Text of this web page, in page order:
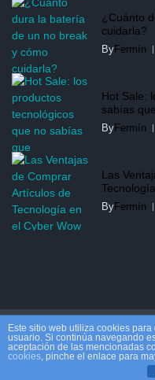
¿Cuánto
cuidarla?
ByFermín
Hot Sale:
sabías
ByFermín
Las
ByFermín
Copyright © 2026.
Este sitio web utiliza cookies
usuario. Si continúa navegando
aceptación de las mencionadas
cookies, pinche el enlace para